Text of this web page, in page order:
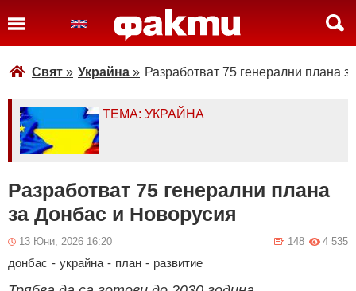
Свят » Украйна » Разработват 75 генерални плана
ТЕМА: УКРАЙНА
Разработват 75 генерални плана
за Донбас и Новорусия
13 Юни, 2026 16:20 4 535
148
донбас - украйна - план - развитие